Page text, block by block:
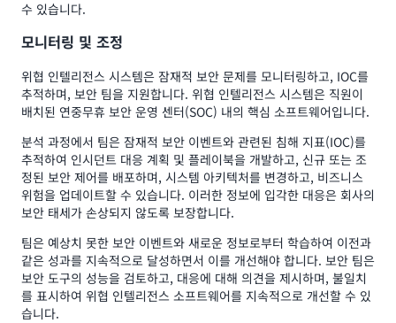
수 있습니다.
모니터링 및 조정
위협 인텔리전스 시스템은 잠재적 보안 문제를 모니터링하고, IOC를
추적하며, 보안 팀을 지원합니다. 위협 인텔리전스 시스템은 직원이
배치된 연중무휴 보안 운영 센터(SOC) 내의 핵심 소프트웨어입니다.
분석 과정에서 팀은 잠재적 보안 이벤트와 관련된 침해 지표(IOC)를
추적하여 인시던트 대응 계획 및 플레이북을 개발하고, 신규 또는 조
정된 보안 제어를 배포하며, 시스템 아키텍처를 변경하고, 비즈니스
위험을 업데이트할 수 있습니다. 이러한 정보에 입각한 대응은 회사의
보안 태세가 손상되지 않도록 보장합니다.
팀은 예상치 못한 보안 이벤트와 새로운 정보로부터 학습하여 이전과
같은 성과를 지속적으로 달성하면서 이를 개선해야 합니다. 보안 팀은
보안 도구의 성능을 검토하고, 대응에 대해 의견을 제시하며, 불일치
를 표시하여 위협 인텔리전스 소프트웨어를 지속적으로 개선할 수 있
습니다.